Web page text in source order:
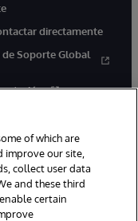
directamente
Soporte Global
of which are
our site,
collect user data
and these third
certain